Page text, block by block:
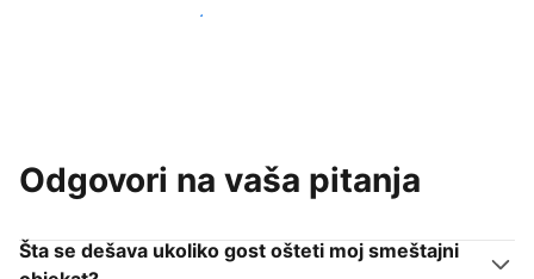
Pridružite se domaćinima poput vas
Odgovori na vaša pitanja
Šta se dešava ukoliko gost ošteti moj smeštajni